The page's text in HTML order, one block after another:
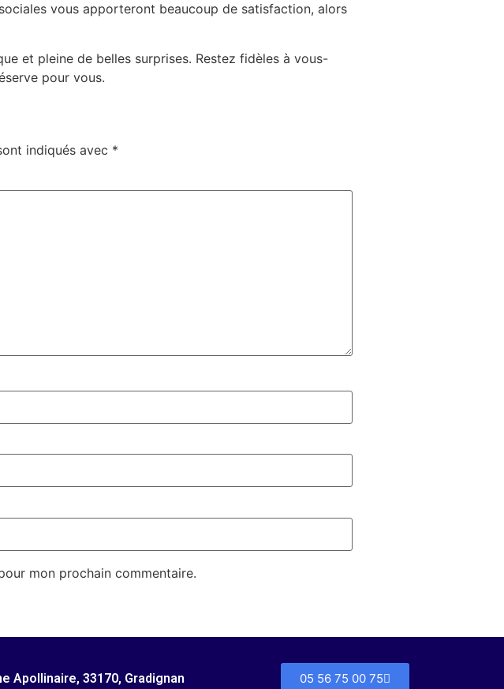
vous apporteront beaucoup de satisfaction, alors
et pleine de belles surprises. Restez fidèles à vous-
pour vous.
indiqués avec *
mon prochain commentaire.
Apollinaire, 33170, Gradignan 05 56 75 00 75